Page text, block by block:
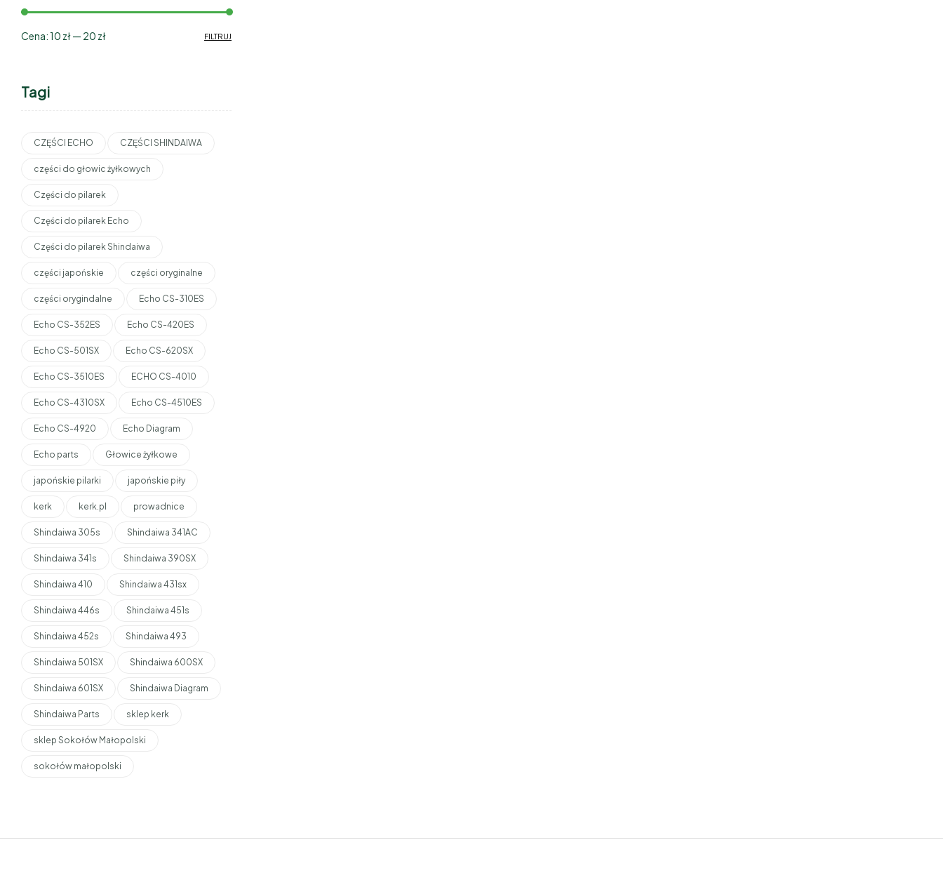
FILTRUJ
Cena:10 zł— 20 zł
Tagi
CZĘŚCI ECHO CZĘŚCI SHINDAIWA
części do głowic żyłkowych
Części do pilarek
Części do pilarek Echo
Części do pilarek Shindaiwa
części japońskie części oryginalne
części orygindalne Echo CS-310ES
Echo CS-352ES Echo CS-420ES
Echo CS-501SX Echo CS-620SX
Echo CS-3510ES ECHO CS-4010
Echo CS-4310SX Echo CS-4510ES
Echo CS-4920 Echo Diagram
Echo parts Głowice żyłkowe
japońskie pilarki japońskie piły
kerk kerk.pl prowadnice
Shindaiwa 305s Shindaiwa 341AC
Shindaiwa 341s Shindaiwa 390SX
Shindaiwa 410 Shindaiwa 431sx
Shindaiwa 446s Shindaiwa 451s
Shindaiwa 452s Shindaiwa 493
Shindaiwa 501SX Shindaiwa 600SX
Shindaiwa 601SX Shindaiwa Diagram
Shindaiwa Parts sklep kerk
sklep Sokołów Małopolski
sokołów małopolski